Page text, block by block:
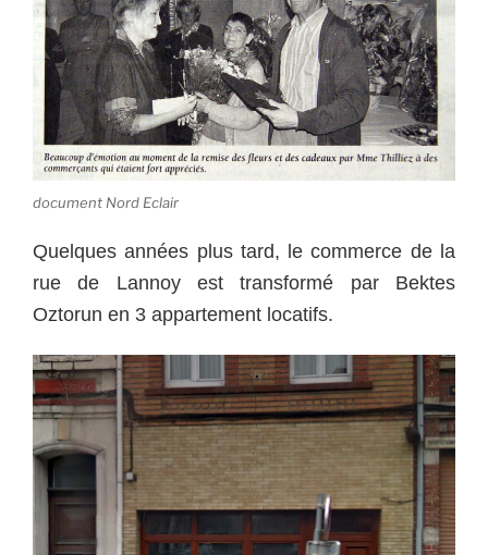
document Nord Eclair
Quelques années plus tard, le commerce de la
rue de Lannoy est transformé par Bektes
Oztorun en 3 appartement locatifs.